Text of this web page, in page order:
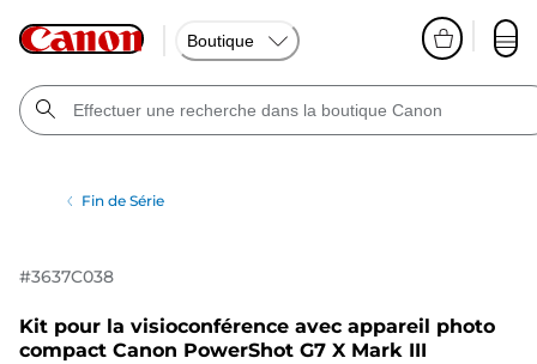
Boutique
Fin de Série
#3637C038
Kit pour la visioconférence avec appareil photo
compact Canon PowerShot G7 X Mark III